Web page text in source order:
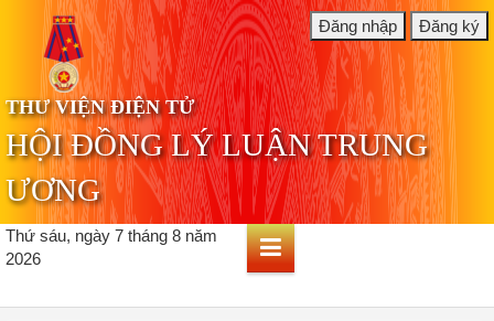
THƯ VIỆN ĐIỆN TỬ
HỘI ĐỒNG LÝ LUẬN TRUNG
ƯƠNG
Thứ sáu, ngày 7 tháng 8 năm
2026